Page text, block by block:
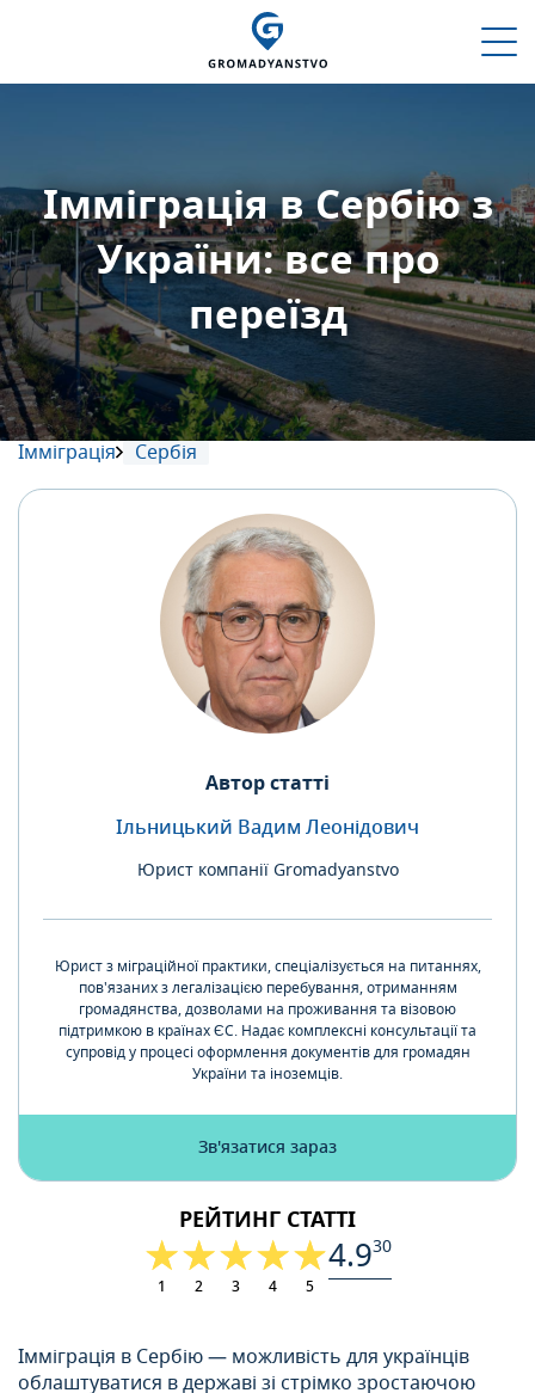
Імміграція в Сербію з
України: все про
переїзд
Імміграція Сербія
Автор статті
Ільницький Вадим Леонідович
Юрист компанії Gromadyanstvo
Юрист з міграційної практики, спеціалізується на питаннях,
пов'язаних з легалізацією перебування, отриманням
громадянства, дозволами на проживання та візовою
підтримкою в країнах ЄС. Надає комплексні консультації та
супровід у процесі оформлення документів для громадян
України та іноземців.
Зв'язатися зараз
РЕЙТИНГ СТАТТІ
1 2 3 4 5
4.930
Імміграція в Сербію — можливість для українців
облаштуватися в державі зі стрімко зростаючою